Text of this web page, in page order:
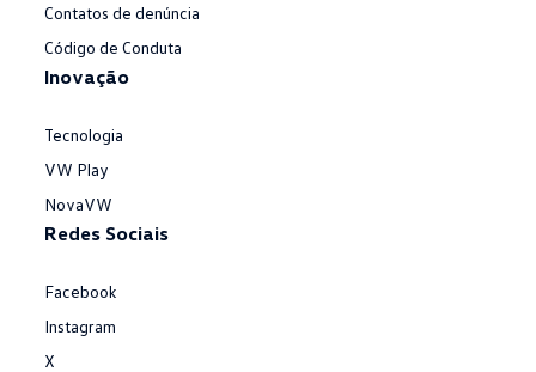
Contatos de denúncia
Código de Conduta
Inovação
Tecnologia
VW Play
NovaVW
Redes Sociais
Facebook
Instagram
X